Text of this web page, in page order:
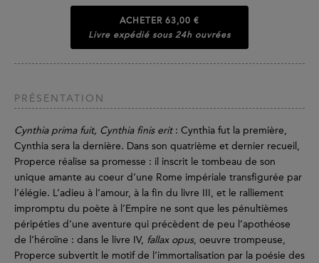
ACHETER 63,00 €
Livre expédié sous 24h ouvrées
PRÉSENTATION
Cynthia prima fuit, Cynthia finis erit: Cynthia fut la première,
Cynthia sera la dernière. Dans son quatrième et dernier recueil,
Properce réalise sa promesse : il inscrit le tombeau de son
unique amante au coeur d’une Rome impériale transfigurée par
l’élégie. L’adieu à l’amour, à la fin du livre III, et le ralliement
impromptu du poète à l’Empire ne sont que les pénultièmes
péripéties d’une aventure qui précèdent de peu l’apothéose
de l’héroïne : dans le livre IV, fallax opus, oeuvre trompeuse,
Properce subvertit le motif de l’immortalisation par la poésie des